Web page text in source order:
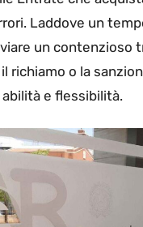
Laddove un
un contenzioso
richiamo o la
e flessibilità.